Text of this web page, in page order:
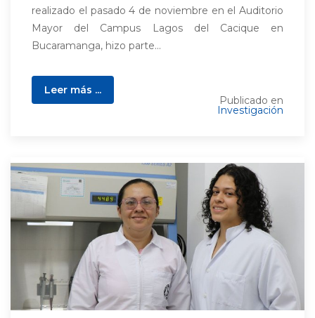
realizado el pasado 4 de noviembre en el Auditorio
Mayor del Campus Lagos del Cacique en
Bucaramanga, hizo parte...
Leer más ...
Publicado en
Investigación